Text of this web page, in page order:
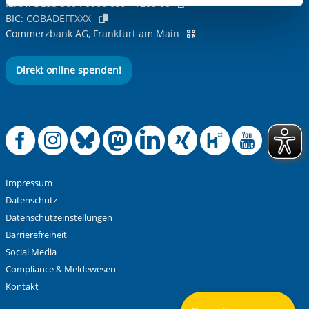
aufgerufenen und somit gewünschten Website-
Funktionen sind. Diese Cookies setzen wir aufgrund
berechtigter Interessen und daher unabhängig von einer
Einwilligung.
Standorte
Oberhausen
Kreis Wesel
Duisburg
IBAN:DE53 5004 0000 0594 1208 00
BIC: COBADEFFXXX
Commerzbank AG, Frankfurt am Main
Direkt online spenden!
Offizielle
Offizielle
Offizielle
Offizielle
Offizielle
Impressum
Datenschutz
Datenschutzeinstellungen
Barrierefreiheit
Social Media
Compliance & Meldewesen
Kontakt